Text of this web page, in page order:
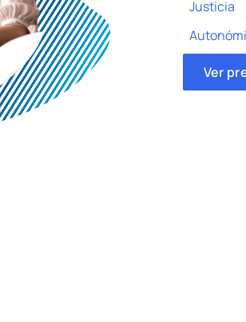
Justicia
Ver